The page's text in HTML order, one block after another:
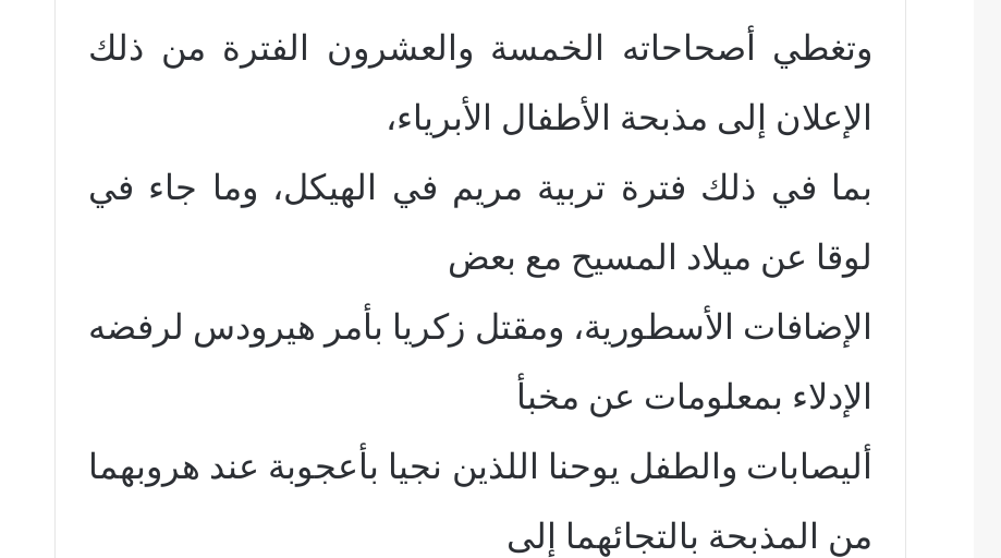
وتغطي أصحاحاته الخمسة والعشرون الفترة من ذلك
الإعلان إلى مذبحة الأطفال الأبرياء،
بما في ذلك فترة تربية مريم في الهيكل، وما جاء في
لوقا عن ميلاد المسيح مع بعض
الإضافات الأسطورية، ومقتل زكريا بأمر هيرودس لرفضه
الإدلاء بمعلومات عن مخبأ
أليصابات والطفل يوحنا اللذين نجيا بأعجوبة عند هروبهما
من المذبحة بالتجائهما إلى